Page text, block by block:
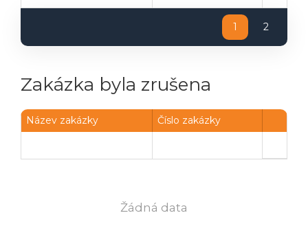
1 2
Zakázka byla zrušena
Název zakázky Číslo zakázky
Žádná data